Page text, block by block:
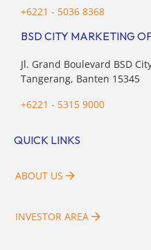
+6221 - 5036 8368
BSD CITY MARKETING
Jl. Grand Boulevard BSD
Tangerang, Banten 15345
+6221 - 5315 9000
QUICK LINKS
ABOUT US
INVESTOR AREA